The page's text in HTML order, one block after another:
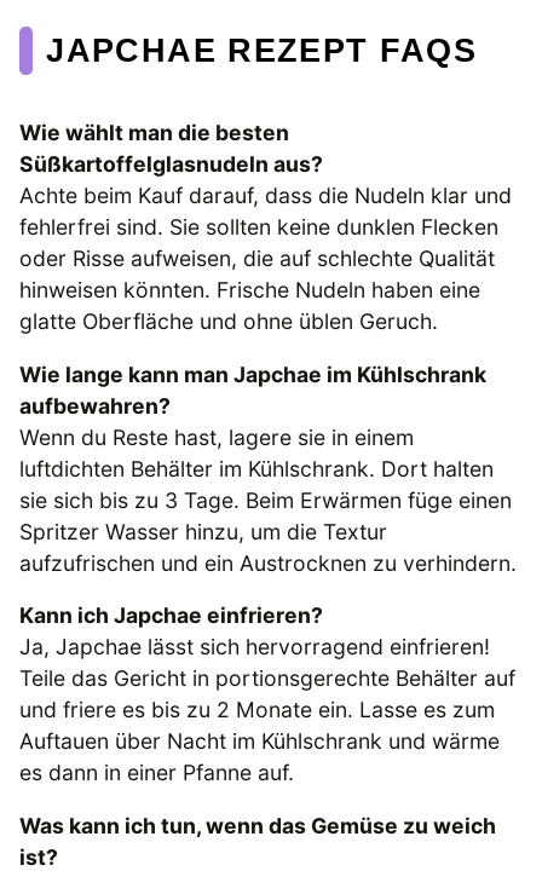
JAPCHAE REZEPT FAQS
Wie wählt man die besten
Süßkartoffelglasnudeln aus?
Achte beim Kauf darauf, dass die Nudeln klar und
fehlerfrei sind. Sie sollten keine dunklen Flecken
oder Risse aufweisen, die auf schlechte Qualität
hinweisen könnten. Frische Nudeln haben eine
glatte Oberfläche und ohne üblen Geruch.
Wie lange kann man Japchae im Kühlschrank
aufbewahren?
Wenn du Reste hast, lagere sie in einem
luftdichten Behälter im Kühlschrank. Dort halten
sie sich bis zu 3 Tage. Beim Erwärmen füge einen
Spritzer Wasser hinzu, um die Textur
aufzufrischen und ein Austrocknen zu verhindern.
Kann ich Japchae einfrieren?
Ja, Japchae lässt sich hervorragend einfrieren!
Teile das Gericht in portionsgerechte Behälter auf
und friere es bis zu 2 Monate ein. Lasse es zum
Auftauen über Nacht im Kühlschrank und wärme
es dann in einer Pfanne auf.
Was kann ich tun, wenn das Gemüse zu weich
ist?